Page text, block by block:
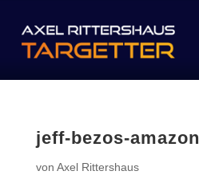
jeff-bezos-amazon
von Axel Rittershaus